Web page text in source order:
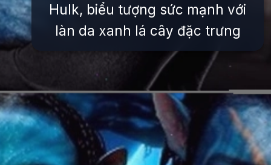
Hulk, biểu tượng sức mạnh với
làn da xanh lá cây đặc trưng
Đang mở https://issiloo.edu.vn/nhan-vat-hoat-hinh-mau-xanh